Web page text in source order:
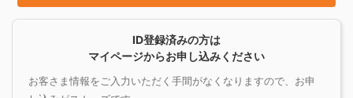
ID登録済みの方は
マイページからお申し込みください
お客さま情報をご入力いただく手間がなくなりますので、お申